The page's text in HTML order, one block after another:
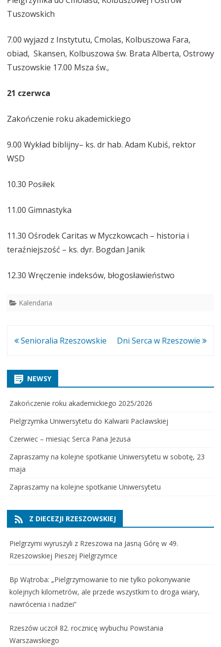
Tuszowskich
7.00 wyjazd z Instytutu, Cmolas, Kolbuszowa Fara,
obiad, Skansen, Kolbuszowa św. Brata Alberta, Ostrowy
Tuszowskie 17.00 Msza św.,
21 czerwca
Zakończenie roku akademickiego
9.00 Wykład biblijny– ks. dr hab. Adam Kubiś, rektor
WSD
10.30 Posiłek
11.00 Gimnastyka
11.30 Ośrodek Caritas w Myczkowcach – historia i
teraźniejszość – ks. dyr. Bogdan Janik
12.30 Wręczenie indeksów, błogosławieństwo
Kalendaria
Nawigacja
Senioralia Rzeszowskie Dni Serca w Rzeszowie
NEWSY
Zakończenie roku akademickiego 2025/2026
Pielgrzymka Uniwersytetu do Kalwarii Pacławskiej
Czerwiec – miesiąc Serca Pana Jezusa
Zapraszamy na kolejne spotkanie Uniwersytetu w sobotę, 23
maja
Zapraszamy na kolejne spotkanie Uniwersytetu
Z DIECEZJI RZESZOWSKIEJ
Pielgrzymi wyruszyli z Rzeszowa na Jasną Górę w 49.
Rzeszowskiej Pieszej Pielgrzymce
Bp Wątroba: „Pielgrzymowanie to nie tylko pokonywanie
kolejnych kilometrów, ale przede wszystkim to droga wiary,
nawrócenia i nadziei”
Rzeszów uczcił 82. rocznicę wybuchu Powstania
Warszawskiego